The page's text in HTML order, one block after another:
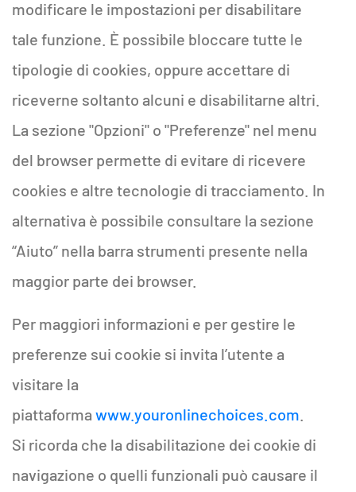
modificare le impostazioni per disabilitare
tale funzione. È possibile bloccare tutte le
tipologie di cookies, oppure accettare di
riceverne soltanto alcuni e disabilitarne altri.
La sezione "Opzioni" o "Preferenze" nel menu
del browser permette di evitare di ricevere
cookies e altre tecnologie di tracciamento. In
alternativa è possibile consultare la sezione
“Aiuto” nella barra strumenti presente nella
maggior parte dei browser.
Per maggiori informazioni e per gestire le
preferenze sui cookie si invita l’utente a
visitare la
piattaforma www.youronlinechoices.com
Si ricorda che la disabilitazione dei cookie di
navigazione o quelli funzionali può causare il